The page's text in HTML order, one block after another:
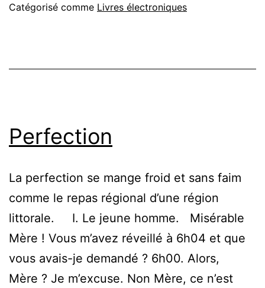
Catégorisé comme Livres électroniques
Perfection
La perfection se mange froid et sans faim
comme le repas régional d’une région
littorale. I. Le jeune homme. Misérable
Mère ! Vous m’avez réveillé à 6h04 et que
vous avais-je demandé ? 6h00. Alors,
Mère ? Je m’excuse. Non Mère, ce n’est